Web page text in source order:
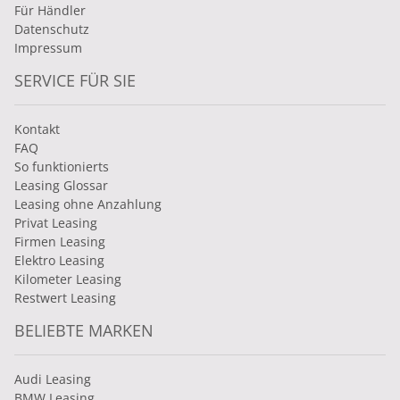
Für Händler
Datenschutz
Impressum
SERVICE FÜR SIE
Kontakt
FAQ
So funktionierts
Leasing Glossar
Leasing ohne Anzahlung
Privat Leasing
Firmen Leasing
Elektro Leasing
Kilometer Leasing
Restwert Leasing
BELIEBTE MARKEN
Audi Leasing